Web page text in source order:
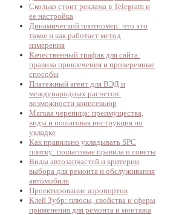
Сколько стоит реклама в Telegram и
ее настройка
Динамический плотномер: что это
такое и как работает метод
измерения
Качественный трафик для сайта:
правила привлечения и проверенные
способы
Платежный агент для ВЭД и
международных расчетов:
возможности коинсекьюр
Мягкая черепица: преимущества,
виды и пошаговая инструкция по
укладке
Как правильно укладывать SPC
плитку: пошаговые правила и советы
Виды автозапчастей и критерии
выбора для ремонта и обслуживания
автомобиля
Проектирование аэропортов
Клей Зубр: плюсы, свойства и сферы
применения для ремонта и монтажа